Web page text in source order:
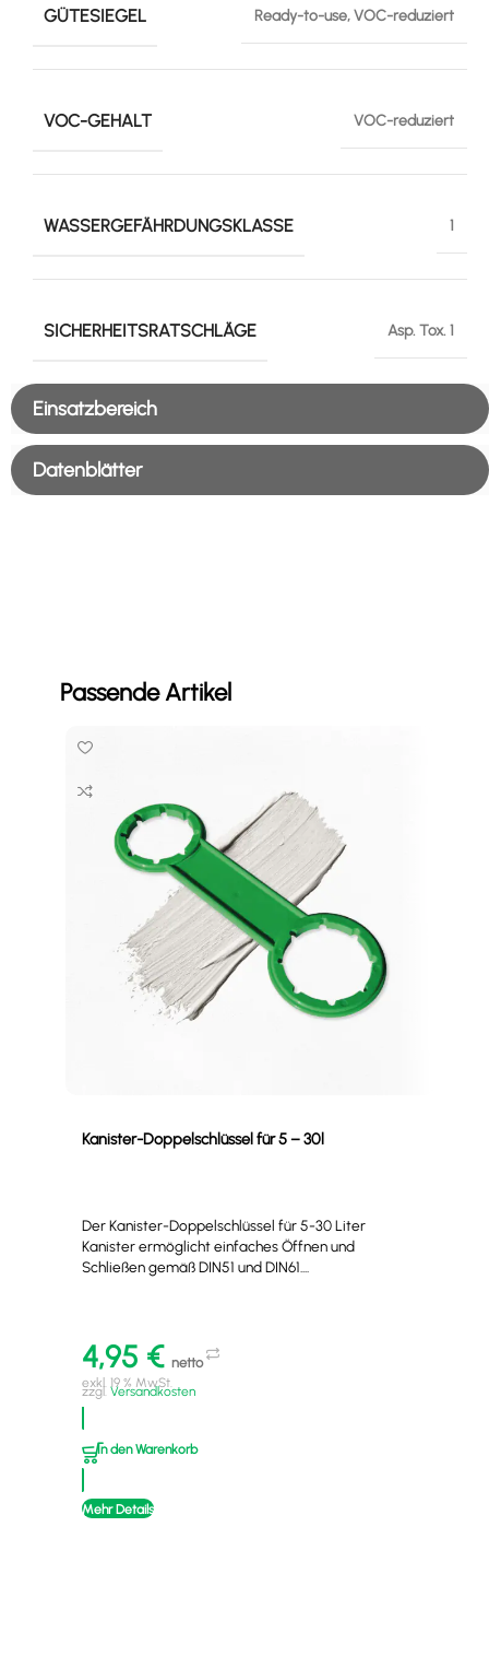
GÜTESIEGEL Ready-to-use, VOC-reduziert
VOC-GEHALT VOC-reduziert
WASSERGEFÄHRDUNGSKLASSE 1
SICHERHEITSRATSCHLÄGE Asp. Tox. 1
Einsatzbereich
Datenblätter
Passende Artikel
Kanister-Doppelschlüssel für 5 – 30l
Der Kanister-Doppelschlüssel für 5-30 Liter
Kanister ermöglicht einfaches Öffnen und
Schließen gemäß DIN51 und DIN61....
4,95 € netto
exkl. 19 % MwSt.
zzgl. Versandkosten
In den Warenkorb
Mehr Details